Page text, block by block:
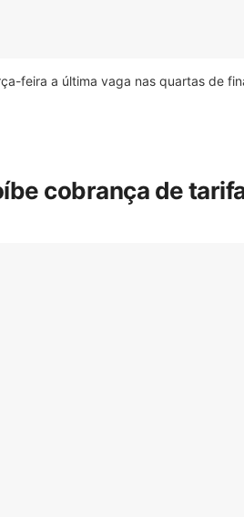
feira a última vaga nas quartas de
cobrança de